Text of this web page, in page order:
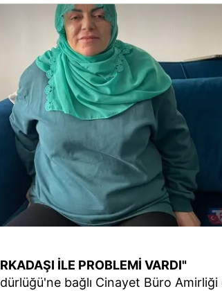
için İnternet Sitemizde
kişisel verileriniz işlenmekte olup gerekli
Diğer çerezler, sitemizin daha işlevsel
yapılması, amaçlarıyla sınırlı olarak
aşağıda yer alan panel vasıtasıyla
Bilgilendirme Metnimizi ziyaret
Korunması Kanunu uyarınca hazırlanmış
çerezlerle ilgili bilgi almak için lütfen
İLE PROBLEMİ VARDI"
bağlı Cinayet Büro Amirliği